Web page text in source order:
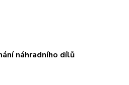
náhradního dílů